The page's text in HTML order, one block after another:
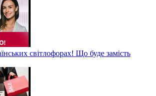
світлофорах! Що буде замість